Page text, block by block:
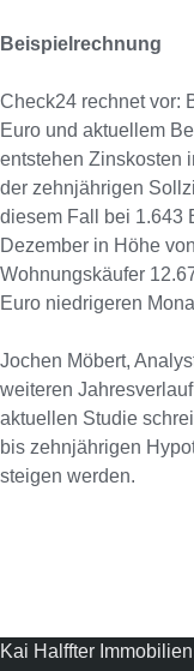
Beispielrechnung
Check24 rechnet vor:
Euro und aktuellem
entstehen Zinskosten
der zehnjährigen
diesem Fall bei 1.643
Dezember in Höhe
Wohnungskäufer
Euro niedrigeren
Jochen Möbert,
weiteren
aktuellen Studie
bis zehnjährigen
steigen werden.
Kai Halffter